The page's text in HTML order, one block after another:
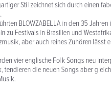
Stil zeichnet sich durch einen
BLOWZABELLA in den 35 Jahren
zu Festivals in Brasilien und
aber auch reines Zuhören lässt
vier englische Folk Songs neu
tendieren die neuen Songs aber